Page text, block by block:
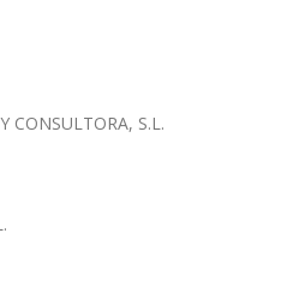
CONSULTORA, S.L.